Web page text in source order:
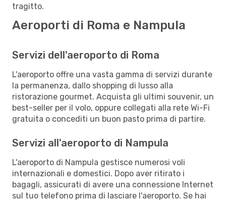
tragitto.
Aeroporti di Roma e Nampula
Servizi dell'aeroporto di Roma
L'aeroporto offre una vasta gamma di servizi durante
la permanenza, dallo shopping di lusso alla
ristorazione gourmet. Acquista gli ultimi souvenir, un
best-seller per il volo, oppure collegati alla rete Wi-Fi
gratuita o concediti un buon pasto prima di partire.
Servizi all'aeroporto di Nampula
L'aeroporto di Nampula gestisce numerosi voli
internazionali e domestici. Dopo aver ritirato i
bagagli, assicurati di avere una connessione Internet
sul tuo telefono prima di lasciare l'aeroporto. Se hai